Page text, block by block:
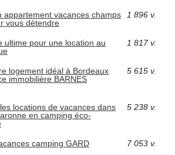
appartement vacances champs
vous détendre
1 896 v.
ultime pour une location au
1 817 v.
logement idéal à Bordeaux
immobilière BARNES
5 615 v.
locations de vacances dans
en camping éco-
5 238 v.
camping GARD 7 053 v.